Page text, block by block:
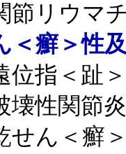
リウマ
癬＞性
指＜趾
性関節
ん＜癬